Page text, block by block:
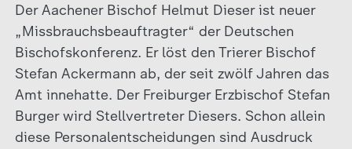
Der Aachener Bischof Helmut Dieser ist neuer
„Missbrauchsbeauftragter“ der Deutschen
Bischofskonferenz. Er löst den Trierer Bischof
Stefan Ackermann ab, der seit zwölf Jahren das
Amt innehatte. Der Freiburger Erzbischof Stefan
Burger wird Stellvertreter Diesers. Schon allein
diese Personalentscheidungen sind Ausdruck